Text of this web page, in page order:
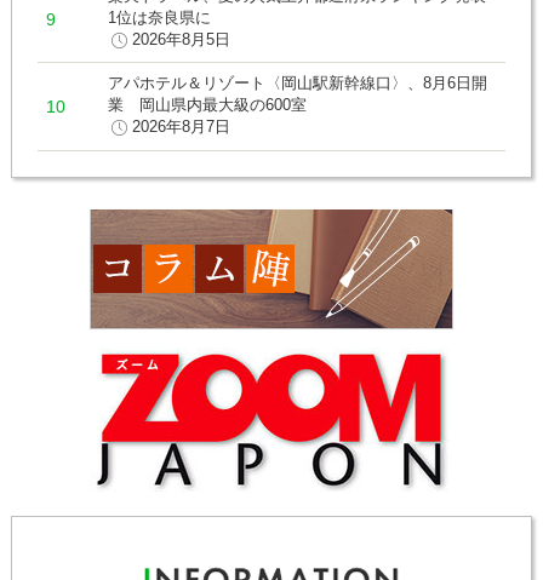
1位は奈良県に
2026年8月5日
アパホテル＆リゾート〈岡山駅新幹線口〉、8月6日開
業 岡山県内最大級の600室
2026年8月7日